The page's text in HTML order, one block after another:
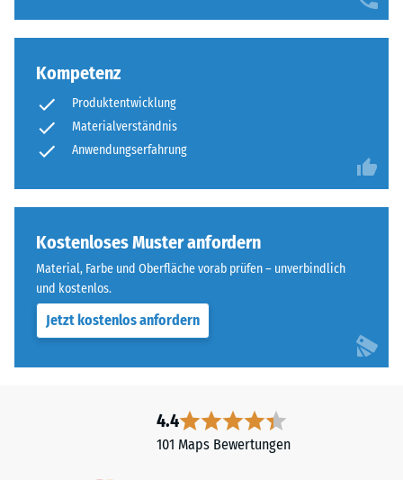
Kompetenz
Produktentwicklung
Materialverständnis
Anwendungserfahrung
Kostenloses Muster anfordern
Material, Farbe und Oberfläche vorab prüfen – unverbindlich
und kostenlos.
Jetzt kostenlos anfordern
4.4
101 Maps Bewertungen